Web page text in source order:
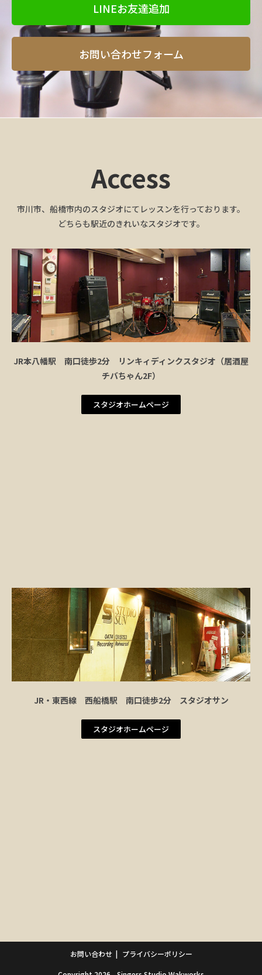
LINEお友達追加
お問い合わせフォーム
Access
市川市、船橋市内のスタジオにてレッスンを行っております。
どちらも駅近のきれいなスタジオです。
JR本八幡駅 南口徒歩2分 リンキィディンクスタジオ（居酒屋
チバちゃん2F）
スタジオホームページ
JR・東西線 西船橋駅 南口徒歩2分 スタジオサン
スタジオホームページ
お問い合わせ プライバシーポリシー